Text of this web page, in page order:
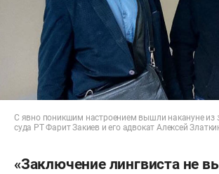
С явно поникшим настроением вышли накануне из
суда РТ Фарит Закиев и его адвокат Алексей
«Заключение лингвиста не